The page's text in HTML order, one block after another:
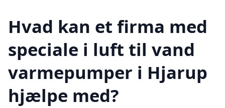
Hvad kan et firma med
speciale i luft til vand
varmepumper i Hjarup
hjælpe med?